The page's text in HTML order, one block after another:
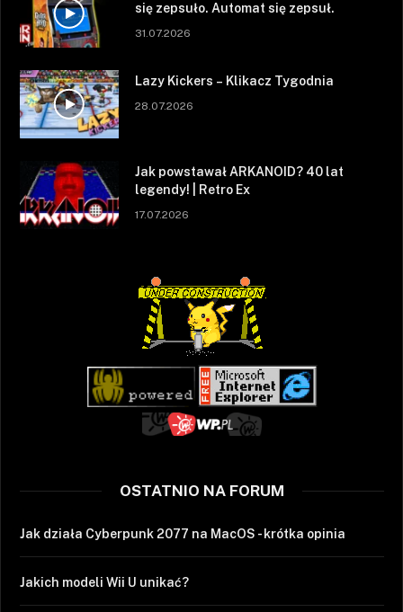
się zepsuło. Automat się zepsuł.
31.07.2026
Lazy Kickers – Klikacz Tygodnia
28.07.2026
Jak powstawał ARKANOID? 40 lat
legendy! | Retro Ex
17.07.2026
OSTATNIO NA FORUM
Jak działa Cyberpunk 2077 na MacOS - krótka opinia
Jakich modeli Wii U unikać?